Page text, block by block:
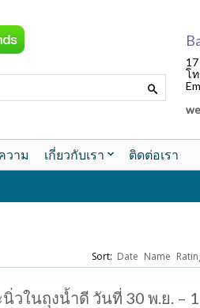
โ
วาม เกี่ยวกับเรา ติดต่อเรา
Sort: Date Name
วในถุงน้ำดี วันที่ 30 พ.ย. – 1